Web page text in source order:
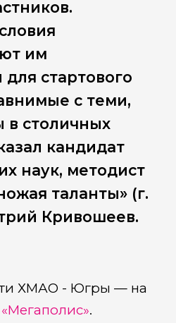
им
стартового
с теми,
в столичных
кандидат
наук, методист
таланты» (г.
Кривошеев.
ХМАО - Югры — на
«Мегаполис».